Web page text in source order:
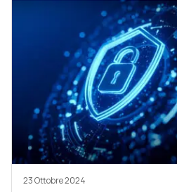
23 Ottobre 2024